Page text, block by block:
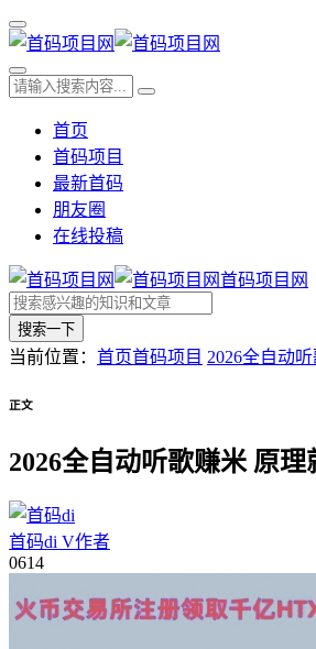
首页
首码项目
最新首码
朋友圈
在线投稿
首码项目网
搜索一下
当前位置： 首页首码项目 2026全自动
正文
2026全自动听歌赚米 原
首码di V作者
0614